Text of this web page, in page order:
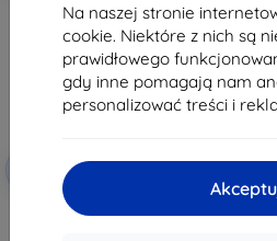
Na naszej stronie
cookie. Niektóre z nich są
prawidłowego
gdy inne pomagają nam
personalizować treści i
Zniżka z
kuponem
TECH-PROTECT FLEXAIR HYBRID